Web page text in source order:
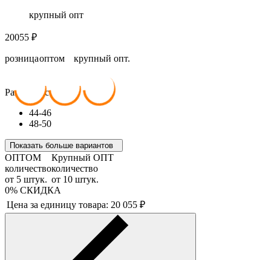
крупный опт
20055 ₽
розницаоптом
крупный опт.
Размер костюма:
44-46
48-50
Показать больше вариантов
ОПТОМ
количество
от 5 штук.
Крупный ОПТ
количество
от 10 штук.
0% СКИДКА
Цена за единицу товара: 20 055 ₽